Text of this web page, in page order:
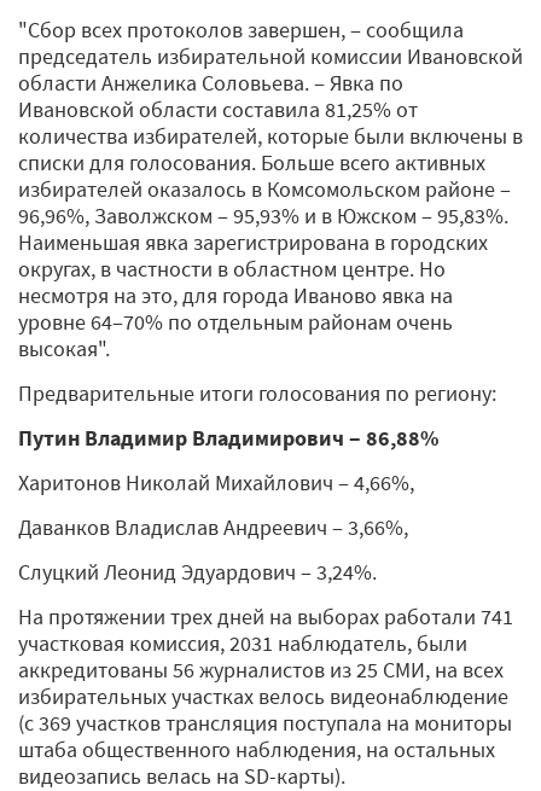
"Сбор всех протоколов завершен, ‒ сообщила
председатель избирательной комиссии Ивановской
области Анжелика Соловьева. ‒ Явка по
Ивановской области составила 81,25% от
количества избирателей, которые были включены в
списки для голосования. Больше всего активных
избирателей оказалось в Комсомольском районе ‒
96,96%, Заволжском ‒ 95,93% и в Южском ‒ 95,83%.
Наименьшая явка зарегистрирована в городских
округах, в частности в областном центре. Но
несмотря на это, для города Иваново явка на
уровне 64‒70% по отдельным районам очень
высокая".
Предварительные итоги голосования по региону:
Путин Владимир Владимирович ‒ 86,88%
Харитонов Николай Михайлович ‒ 4,66%,
Даванков Владислав Андреевич ‒ 3,66%,
Слуцкий Леонид Эдуардович ‒ 3,24%.
На протяжении трех дней на выборах работали 741
участковая комиссия, 2031 наблюдатель, были
аккредитованы 56 журналистов из 25 СМИ, на всех
избирательных участках велось видеонаблюдение
(с 369 участков трансляция поступала на мониторы
штаба общественного наблюдения, на остальных
видеозапись велась на SD-карты).